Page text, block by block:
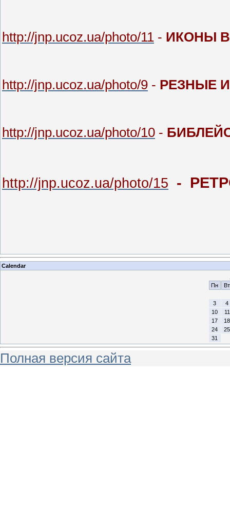
http://jnp.ucoz.ua/photo/11 - ИКОНЫ
http://jnp.ucoz.ua/photo/9 - РЕЗНЫЕ
http://jnp.ucoz.ua/photo/10 -
http://jnp.ucoz.ua/photo/15 -
Calendar
Пн
Вт
3
4
10
11
17
18
24
25
31
Полная версия сайта